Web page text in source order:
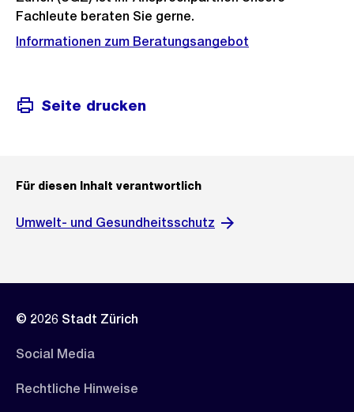
Fachleute beraten Sie gerne.
Informationen zum Beratungsangebot
Seite drucken
Für diesen Inhalt verantwortlich
Umwelt- und Gesundheitsschutz
© 2026 Stadt Zürich
Social Media
Rechtliche Hinweise